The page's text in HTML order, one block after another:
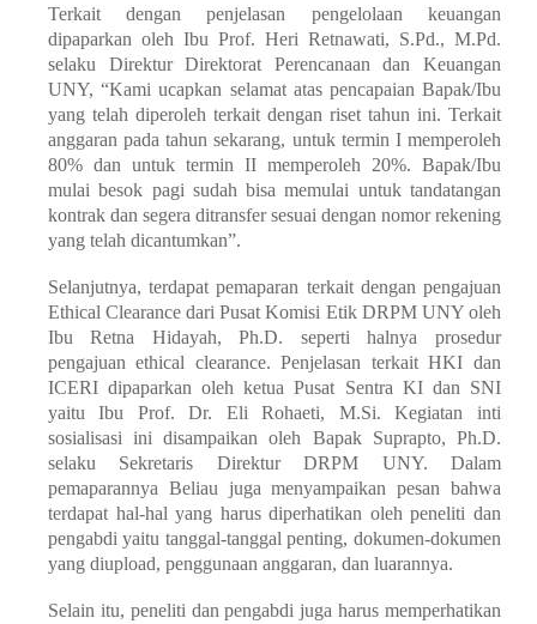
Terkait dengan penjelasan pengelolaan keuangan
dipaparkan oleh Ibu Prof. Heri Retnawati, S.Pd., M.Pd.
selaku Direktur Direktorat Perencanaan dan Keuangan
UNY, “Kami ucapkan selamat atas pencapaian Bapak/Ibu
yang telah diperoleh terkait dengan riset tahun ini. Terkait
anggaran pada tahun sekarang, untuk termin I memperoleh
80% dan untuk termin II memperoleh 20%. Bapak/Ibu
mulai besok pagi sudah bisa memulai untuk tandatangan
kontrak dan segera ditransfer sesuai dengan nomor rekening
yang telah dicantumkan”.
Selanjutnya, terdapat pemaparan terkait dengan pengajuan
Ethical Clearancedari Pusat Komisi Etik DRPM UNY oleh
Ibu Retna Hidayah, Ph.D. seperti halnya prosedur
pengajuanethical clearance. Penjelasan terkait HKI dan
ICERI dipaparkan oleh ketua Pusat Sentra KI dan SNI
yaitu Ibu Prof. Dr. Eli Rohaeti, M.Si. Kegiatan inti
sosialisasi ini disampaikan oleh Bapak Suprapto, Ph.D.
selaku Sekretaris Direktur DRPM UNY. Dalam
pemaparannya Beliau juga menyampaikan pesan bahwa
terdapat hal-hal yang harus diperhatikan oleh peneliti dan
pengabdi yaitu tanggal-tanggal penting, dokumen-dokumen
yang diupload, penggunaan anggaran, dan luarannya.
Selain itu, peneliti dan pengabdi juga harus memperhatikan